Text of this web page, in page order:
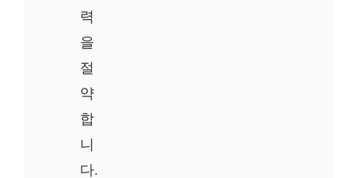
력
을
절
약
합
니
다.